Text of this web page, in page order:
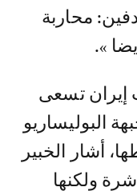
محاربة
».
إيران تسعى
البوليساريو
أشار الخبير
ولكنها